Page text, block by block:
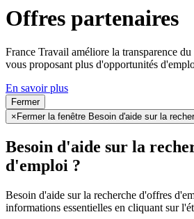
Offres partenaires
France Travail améliore la transparence
vous proposant plus d'opportunités
En savoir plus
Fermer
× Fermer la fenêtre Besoin d'aide sur la
Besoin d'aide sur la
d'emploi ?
Besoin d'aide sur la recherche d'offres
informations essentielles en cliquant sur